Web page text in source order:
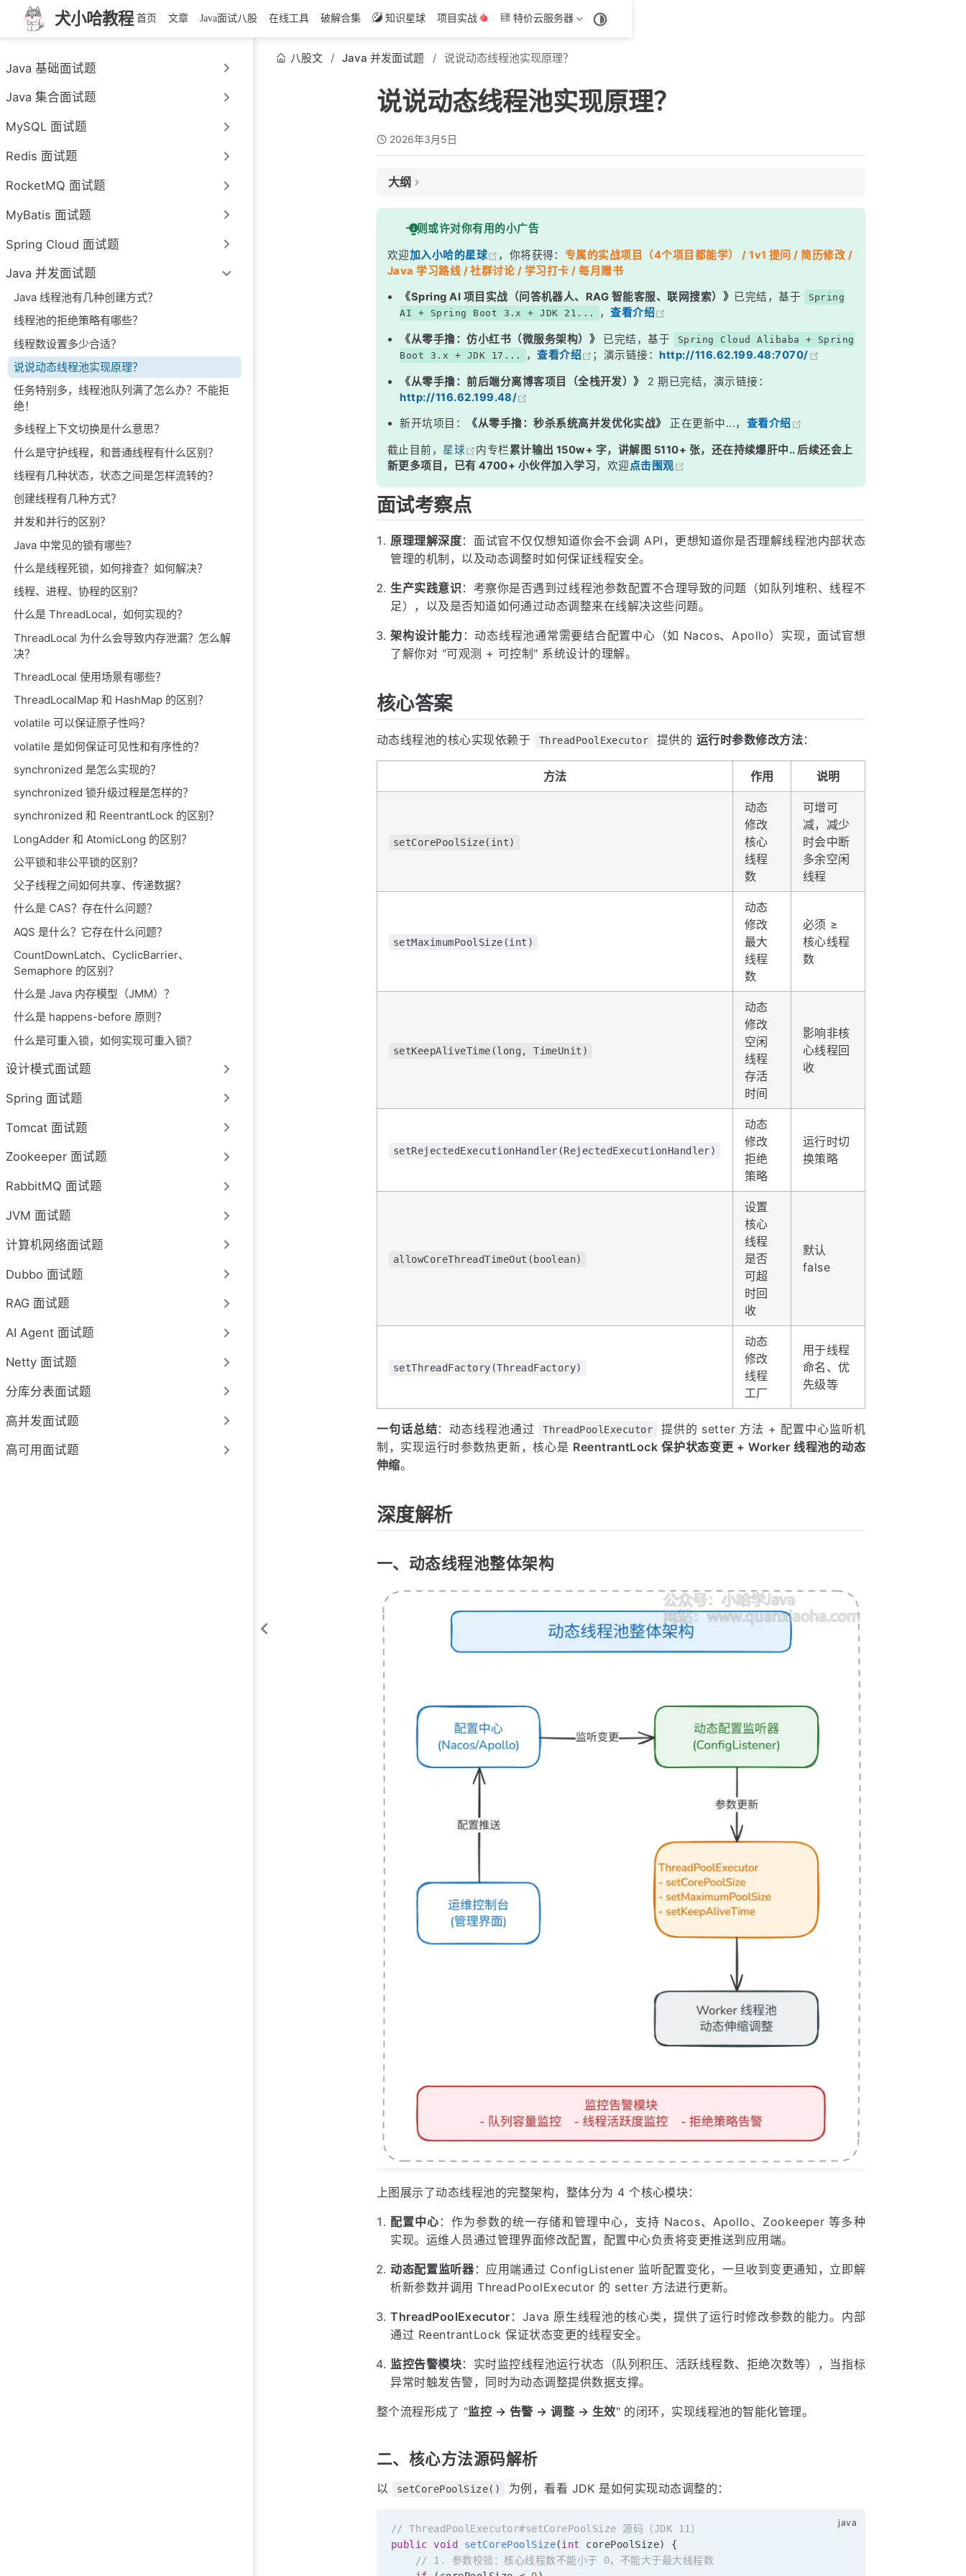
犬小哈教程 首页 文章 Java面试八股 在线工具 破解合集 知识星球 项目实战 特价云服务器
Java 基础面试题
Java 集合面试题
MySQL 面试题
Redis 面试题
RocketMQ 面试题
MyBatis 面试题
Spring Cloud 面试题
Java 并发面试题
Java 线程池有几种创建方式？
线程池的拒绝策略有哪些？
线程数设置多少合适？
说说动态线程池实现原理？
任务特别多，线程池队列满了怎么办？不能拒
绝！
多线程上下文切换是什么意思？
什么是守护线程，和普通线程有什么区别？
线程有几种状态，状态之间是怎样流转的？
创建线程有几种方式？
并发和并行的区别？
Java 中常见的锁有哪些？
什么是线程死锁，如何排查？如何解决？
线程、进程、协程的区别？
什么是 ThreadLocal，如何实现的？
ThreadLocal 为什么会导致内存泄漏？怎么解
决？
ThreadLocal 使用场景有哪些？
ThreadLocalMap 和 HashMap 的区别？
volatile 可以保证原子性吗？
volatile 是如何保证可见性和有序性的？
synchronized 是怎么实现的？
synchronized 锁升级过程是怎样的？
synchronized 和 ReentrantLock 的区别？
LongAdder 和 AtomicLong 的区别？
公平锁和非公平锁的区别？
父子线程之间如何共享、传递数据？
什么是 CAS？存在什么问题？
AQS 是什么？它存在什么问题？
CountDownLatch、CyclicBarrier、
Semaphore 的区别？
什么是 Java 内存模型（JMM）？
什么是 happens-before 原则？
什么是可重入锁，如何实现可重入锁？
设计模式面试题
Spring 面试题
Tomcat 面试题
Zookeeper 面试题
RabbitMQ 面试题
JVM 面试题
计算机网络面试题
Dubbo 面试题
RAG 面试题
AI Agent 面试题
Netty 面试题
分库分表面试题
高并发面试题
高可用面试题
八股文 Java 并发面试题 说说动态线程池实现原理？
说说动态线程池实现原理？
2026年3月5日
大纲
面试考察点
核心答案
深度解析
二、核心方法源码解析
三、动态调整的线程安全保障
四、实战：基于 Nacos 的动态线程池实现
五、主流开源方案对比
六、动态调整的注意事项
面试高频追问
常见面试变体
总结
一则或许对你有用的小广告
欢迎加入小哈的星球 ，你将获得： 专属的实战项目（4个项目都能学） / 1v1 提问 / 简历修改 /
Java 学习路线 / 社群讨论 / 学习打卡 / 每月赠书
《Spring AI 项目实战（问答机器人、RAG 智能客服、联网搜索）》 已完结，基于
Spring
AI + Spring Boot 3.x + JDK 21...
，查看介绍
《从零手撸：仿小红书（微服务架构）》 已完结，基于
Spring Cloud Alibaba + Spring
Boot 3.x + JDK 17...
，查看介绍 ；演示链接：http://116.62.199.48:7070/
《从零手撸：前后端分离博客项目（全栈开发）》
2 期已完结，演示链接：
http://116.62.199.48/
新开坑项目： 《从零手撸：秒杀系统高并发优化实战》 正在更新中...， 查看介绍
截止目前， 星球 内专栏累计输出 150w+ 字，讲解图 5110+ 张，还在持续爆肝中.. 后续还会上
新更多项目，已有 4700+ 小伙伴加入学习，欢迎点击围观
面试考察点
原理理解深度：面试官不仅仅想知道你会不会调 API，更想知道你是否理解线程池内部状态
管理的机制，以及动态调整时如何保证线程安全。
生产实践意识：考察你是否遇到过线程池参数配置不合理导致的问题（如队列堆积、线程不
足），以及是否知道如何通过动态调整来在线解决这些问题。
架构设计能力 ：动态线程池通常需要结合配置中心（如 Nacos、Apollo）实现，面试官想
了解你对 "可观测 + 可控制" 系统设计的理解。
核心答案
动态线程池的核心实现依赖于 ThreadPoolExecutor 提供的 运行时参数修改方法：
方法 作用 说明
setCorePoolSize(int)
动态
修改
核心
线程
数
可增可
减，减少
时会中断
多余空闲
线程
setMaximumPoolSize(int)
动态
修改
最大
线程
数
必须 ≥
核心线程
数
setKeepAliveTime(long, TimeUnit)
动态
修改
空闲
线程
存活
时间
影响非核
心线程回
收
setRejectedExecutionHandler(RejectedExecutionHandler)
动态
修改
拒绝
策略
运行时切
换策略
allowCoreThreadTimeOut(boolean)
设置
核心
线程
是否
可超
时回
收
默认
false
setThreadFactory(ThreadFactory)
动态
修改
线程
工厂
用于线程
命名、优
先级等
一句话总结：动态线程池通过 ThreadPoolExecutor
提供的 setter 方法 + 配置中心监听机
制，实现运行时参数热更新，核心是 ReentrantLock 保护状态变更 + Worker 线程池的动态
伸缩。
深度解析
一、动态线程池整体架构
上图展示了动态线程池的完整架构，整体分为 4 个核心模块：
配置中心 ：作为参数的统一存储和管理中心，支持 Nacos、Apollo、Zookeeper 等多种
实现。运维人员通过管理界面修改配置，配置中心负责将变更推送到应用端。
动态配置监听器：应用端通过 ConfigListener 监听配置变化，一旦收到变更通知，立即解
析新参数并调用 ThreadPoolExecutor 的 setter 方法进行更新。
ThreadPoolExecutor ：Java 原生线程池的核心类，提供了运行时修改参数的能力。内部
通过 ReentrantLock 保证状态变更的线程安全。
监控告警模块：实时监控线程池运行状态（队列积压、活跃线程数、拒绝次数等），当指标
异常时触发告警，同时为动态调整提供数据支撑。
整个流程形成了 "监控 → 告警 → 调整 → 生效" 的闭环，实现线程池的智能化管理。
二、核心方法源码解析
以 setCorePoolSize() 为例，看看 JDK 是如何实现动态调整的：
// ThreadPoolExecutor#setCorePoolSize 源码（JDK 11）
public void setCorePoolSize(int corePoolSize)
{
// 1. 参数校验：核心线程数不能小于 0，不能大于最大线程数